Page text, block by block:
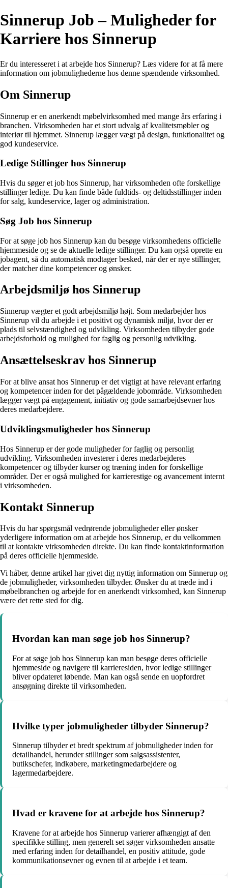
Sinnerup Job – Muligheder for
Karriere hos Sinnerup
Er du interesseret i at arbejde hos Sinnerup? Læs videre for at få mere
information om jobmulighederne hos denne spændende virksomhed.
Om Sinnerup
Sinnerup er en anerkendt møbelvirksomhed med mange års erfaring i
branchen. Virksomheden har et stort udvalg af kvalitetsmøbler og
interiør til hjemmet. Sinnerup lægger vægt på design, funktionalitet og
god kundeservice.
Ledige Stillinger hos Sinnerup
Hvis du søger et job hos Sinnerup, har virksomheden ofte forskellige
stillinger ledige. Du kan finde både fuldtids- og deltidsstillinger inden
for salg, kundeservice, lager og administration.
Søg Job hos Sinnerup
For at søge job hos Sinnerup kan du besøge virksomhedens officielle
hjemmeside og se de aktuelle ledige stillinger. Du kan også oprette en
jobagent, så du automatisk modtager besked, når der er nye stillinger,
der matcher dine kompetencer og ønsker.
Arbejdsmiljø hos Sinnerup
Sinnerup vægter et godt arbejdsmiljø højt. Som medarbejder hos
Sinnerup vil du arbejde i et positivt og dynamisk miljø, hvor der er
plads til selvstændighed og udvikling. Virksomheden tilbyder gode
arbejdsforhold og mulighed for faglig og personlig udvikling.
Ansættelseskrav hos Sinnerup
For at blive ansat hos Sinnerup er det vigtigt at have relevant erfaring
og kompetencer inden for det pågældende jobområde. Virksomheden
lægger vægt på engagement, initiativ og gode samarbejdsevner hos
deres medarbejdere.
Udviklingsmuligheder hos Sinnerup
Hos Sinnerup er der gode muligheder for faglig og personlig
udvikling. Virksomheden investerer i deres medarbejderes
kompetencer og tilbyder kurser og træning inden for forskellige
områder. Der er også mulighed for karrierestige og avancement internt
i virksomheden.
Kontakt Sinnerup
Hvis du har spørgsmål vedrørende jobmuligheder eller ønsker
yderligere information om at arbejde hos Sinnerup, er du velkommen
til at kontakte virksomheden direkte. Du kan finde kontaktinformation
på deres officielle hjemmeside.
Vi håber, denne artikel har givet dig nyttig information om Sinnerup og
de jobmuligheder, virksomheden tilbyder. Ønsker du at træde ind i
møbelbranchen og arbejde for en anerkendt virksomhed, kan Sinnerup
være det rette sted for dig.
Hvordan kan man søge job hos Sinnerup?
For at søge job hos Sinnerup kan man besøge deres officielle
hjemmeside og navigere til karrieresiden, hvor ledige stillinger
bliver opdateret løbende. Man kan også sende en uopfordret
ansøgning direkte til virksomheden.
Hvilke typer jobmuligheder tilbyder Sinnerup?
Sinnerup tilbyder et bredt spektrum af jobmuligheder inden for
detailhandel, herunder stillinger som salgsassistenter,
butikschefer, indkøbere, marketingmedarbejdere og
lagermedarbejdere.
Hvad er kravene for at arbejde hos Sinnerup?
Kravene for at arbejde hos Sinnerup varierer afhængigt af den
specifikke stilling, men generelt set søger virksomheden ansatte
med erfaring inden for detailhandel, en positiv attitude, gode
kommunikationsevner og evnen til at arbejde i et team.